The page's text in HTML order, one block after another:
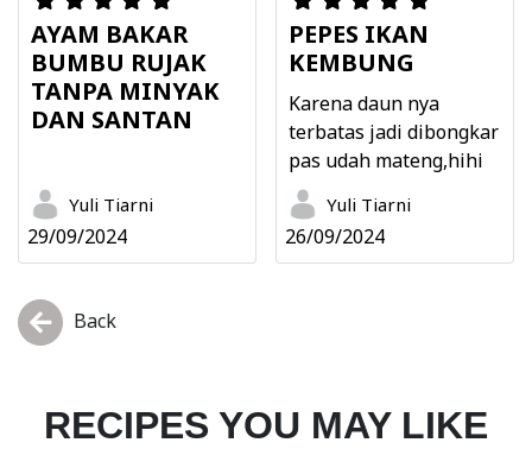
AYAM BAKAR
BUMBU RUJAK
TANPA MINYAK
DAN SANTAN
Yuli Tiarni
29/09/2024
PEPES IKAN
KEMBUNG
Karena daun nya
terbatas jadi dibongkar
pas udah mateng,hihi
Yuli Tiarni
26/09/2024
Back
RECIPES YOU MAY LIKE